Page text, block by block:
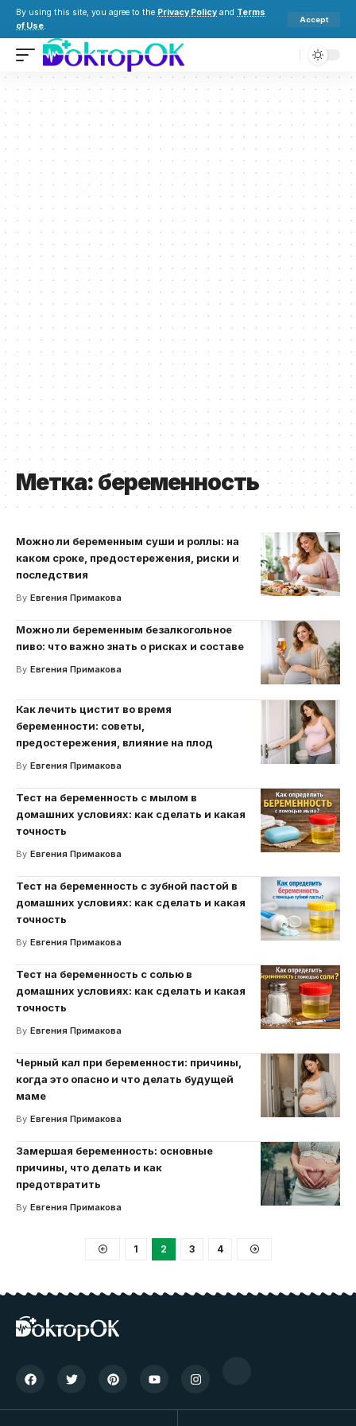
By using this site, you agree to the Privacy Policy and Terms
of Use.
Accept
Метка: беременность
Можно ли беременным суши и роллы: на
каком сроке, предостережения, риски и
последствия
By Евгения Примакова
Можно ли беременным безалкогольное
пиво: что важно знать о рисках и составе
By Евгения Примакова
Как лечить цистит во время
беременности: советы,
предостережения, влияние на плод
By Евгения Примакова
Тест на беременность с мылом в
домашних условиях: как сделать и какая
точность
By Евгения Примакова
Тест на беременность с зубной пастой в
домашних условиях: как сделать и какая
точность
By Евгения Примакова
Тест на беременность с солью в
домашних условиях: как сделать и какая
точность
By Евгения Примакова
Черный кал при беременности: причины,
когда это опасно и что делать будущей
маме
By Евгения Примакова
Замершая беременность: основные
причины, что делать и как
предотвратить
By Евгения Примакова
1 2 3 4